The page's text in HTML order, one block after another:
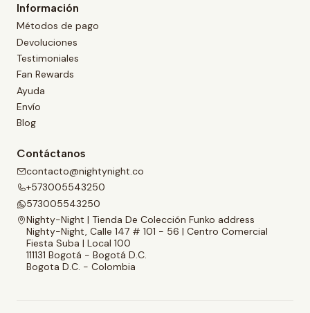
Información
Métodos de pago
Devoluciones
Testimoniales
Fan Rewards
Ayuda
Envío
Blog
Contáctanos
contacto@nightynight.co
+573005543250
573005543250
Nighty-Night | Tienda De Colección Funko address
Nighty-Night, Calle 147 # 101 - 56 | Centro Comercial
Fiesta Suba | Local 100
111131 Bogotá - Bogotá D.C.
Bogota D.C. - Colombia